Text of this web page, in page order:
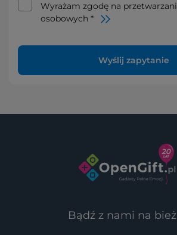
Wyrażam zgodę na
osobowych *
Wyślij zapytanie
Bądź z nami na